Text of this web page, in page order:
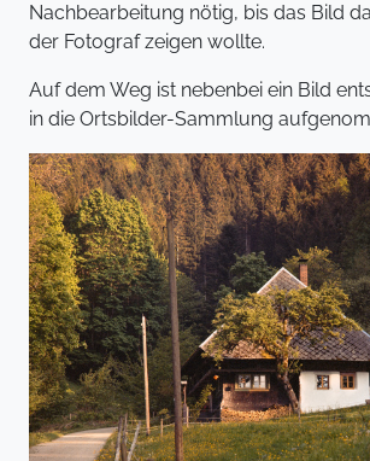
Nachbearbeitung nötig, bis das Bild
der Fotograf zeigen wollte.
Auf dem Weg ist nebenbei ein Bild
in die Ortsbilder-Sammlung